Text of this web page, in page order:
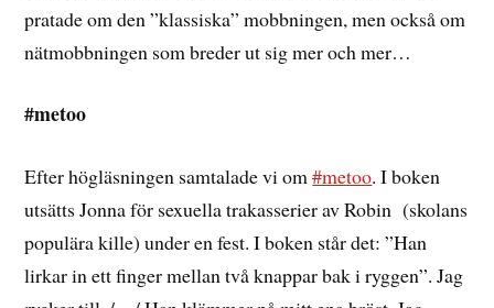
pratade om den ”klassiska” mobbningen, men också om
nätmobbningen som breder ut sig mer och mer…
#metoo
Efter högläsningen samtalade vi om#metoo. I boken
utsätts Jonna för sexuella trakasserier av Robin (skolans
populära kille) under en fest. I boken står det: ”Han
lirkar in ett finger mellan två knappar bak i ryggen”. Jag